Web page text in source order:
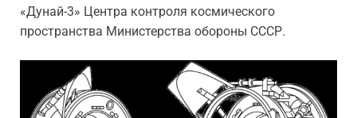
«Дунай-3» Центра контроля космического
пространства Министерства обороны СССР.